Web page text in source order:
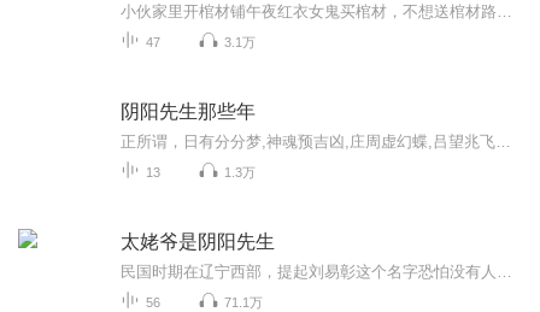
47 3.1万
阴阳先生那些年
13 1.3万
太姥爷是阴阳先生
56 71.1万